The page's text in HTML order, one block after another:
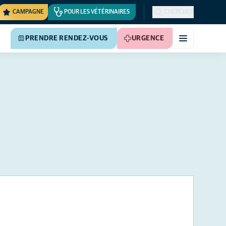
CAMPAGNE POUR LES VÉTÉRINAIRES CHERCHER
PRENDRE RENDEZ-VOUS URGENCE